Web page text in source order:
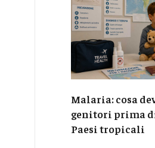
Malaria: cosa
genitori prima
Paesi tropicali